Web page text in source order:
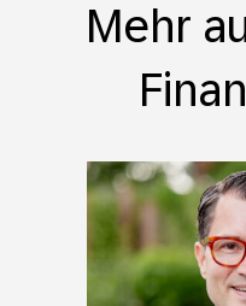
Mehr